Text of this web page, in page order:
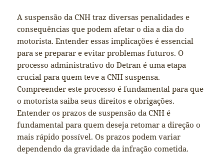
A suspensão da CNH traz diversas penalidades e
consequências que podem afetar o dia a dia do
motorista. Entender essas implicações é essencial
para se preparar e evitar problemas futuros. O
processo administrativo do Detran é uma etapa
crucial para quem teve a CNH suspensa.
Compreender este processo é fundamental para que
o motorista saiba seus direitos e obrigações.
Entender os prazos de suspensão da CNH é
fundamental para quem deseja retomar a direção o
mais rápido possível. Os prazos podem variar
dependendo da gravidade da infração cometida.